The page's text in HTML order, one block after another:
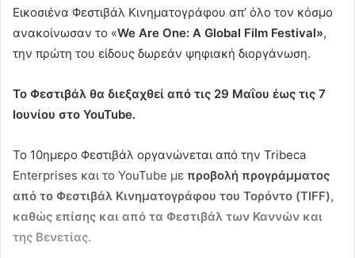
Εικοσιένα Φεστιβάλ Κινηματογράφου απ’ όλο τον κόσμο
ανακοίνωσαν το «We Are One: A Global Film Festival»,
την πρώτη του είδους δωρεάν ψηφιακή διοργάνωση.
Το Φεστιβάλ θα διεξαχθεί από τις 29 Μαΐου έως τις 7
Ιουνίου στο YouTube.
Το 10ημερο Φεστιβάλ οργανώνεται από την Tribeca
Enterprises και το YouTube με προβολή προγράμματος
από το Φεστιβάλ Κινηματογράφου του Τορόντο (TIFF),
καθώς επίσης και από τα Φεστιβάλ των Καννών και
της Βενετίας.